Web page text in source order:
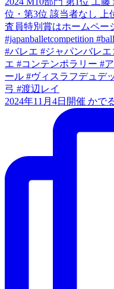
2024年11月4日開催 かで